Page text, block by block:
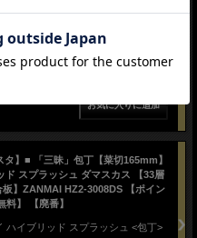
】ZANMAI HZ2-3005DS 【ポイン
ハイブリッド スプラッシュ <包丁>
)
タ】■ 「三昧」包丁【菜切165mm】
ド スプラッシュ ダマスカス 【33層
板】ZANMAI HZ2-3008DS 【ポイン
料】 【廃番】
ハイブリッド スプラッシュ <包丁>